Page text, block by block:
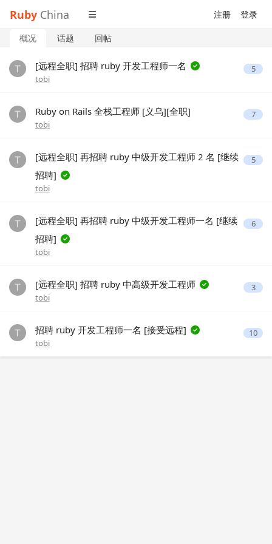
Ruby China 注册 登录
概况 话题 回帖
[远程全职] 招聘 ruby 开发工程师一名
tobi
5
Ruby on Rails 全栈工程师 [义乌][全职]
tobi
7
[远程全职] 再招聘 ruby 中级开发工程师 2 名 [继续
招聘]
tobi
5
[远程全职] 再招聘 ruby 中级开发工程师一名 [继续
招聘]
tobi
6
[远程全职] 招聘 ruby 中高级开发工程师
tobi
3
招聘 ruby 开发工程师一名 [接受远程]
tobi
10